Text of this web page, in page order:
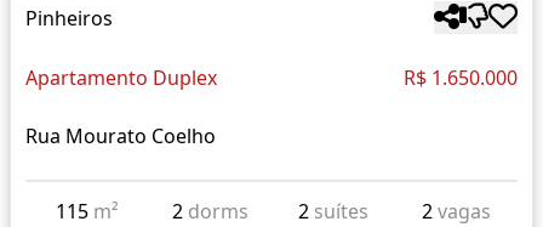
Pinheiros
Apartamento Duplex R$ 1.650.000
Rua Mourato Coelho
115 m² 2 dorms 2 suítes 2vagas